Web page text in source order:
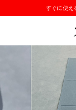
すぐに使え